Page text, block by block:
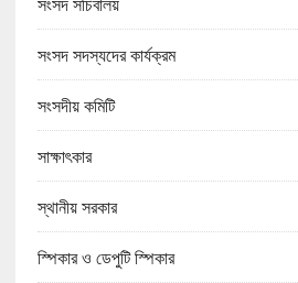
সংসদ সদস্যদের কার্যক্রম
সংসদীয় কমিটি
সাক্ষাৎকার
স্থানীয় সরকার
স্পিকার ও ডেপুটি স্পিকার